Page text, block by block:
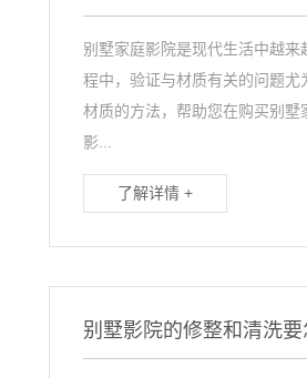
别墅家庭影院是现代生活中越
程中，验证与材质有关的问题
材质的方法，帮助您在购买别
影...
了解详情 +
别墅影院的修整和清洗要